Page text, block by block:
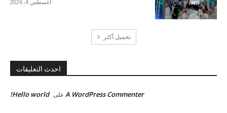
أغسطس 4, 2026
تحميل أكثر
احدث التعليقات
A WordPress Commenter على Hello world!